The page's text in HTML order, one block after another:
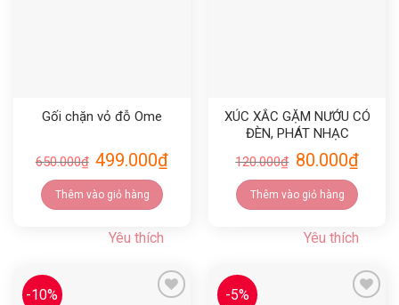
Gối chặn vỏ đỗ Ome
650.000₫ 499.000₫
Thêm vào giỏ hàng
Yêu thích
XÚC XẮC GẶM NƯỚU CÓ
ĐÈN, PHÁT NHẠC
BABYTRY
120.000₫ 80.000₫
Thêm vào giỏ hàng
Yêu thích
-10% -5%